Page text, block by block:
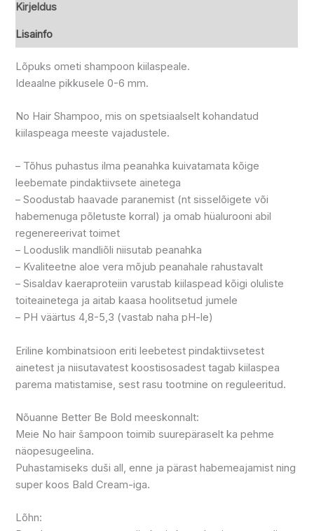
Kirjeldus
Lisainfo
Lõpuks ometi shampoon kiilaspeale.
Ideaalne pikkusele 0-6 mm.
No Hair Shampoo, mis on spetsiaalselt kohandatud
kiilaspeaga meeste vajadustele.
– Tõhus puhastus ilma peanahka kuivatamata kõige
leebemate pindaktiivsete ainetega
– Soodustab haavade paranemist (nt sisselõigete või
habemenuga põletuste korral) ja omab hüalurooni abil
regenereerivat toimet
– Looduslik mandliõli niisutab peanahka
– Kvaliteetne aloe vera mõjub peanahale rahustavalt
– Sisaldav kaeraproteiin varustab kiilaspead kõigi oluliste
toiteainetega ja aitab kaasa hoolitsetud jumele
– PH väärtus 4,8-5,3 (vastab naha pH-le)
Eriline kombinatsioon eriti leebetest pindaktiivsetest
ainetest ja niisutavatest koostisosadest tagab kiilaspea
parema matistamise, sest rasu tootmine on reguleeritud.
Nõuanne Better Be Bold meeskonnalt:
Meie No hair šampoon toimib suurepäraselt ka pehme
näopesugeelina.
Puhastamiseks duši all, enne ja pärast habemeajamist ning
super koos Bald Cream-iga.
Lõhn: